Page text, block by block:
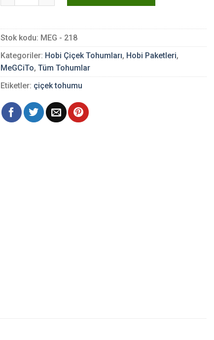
Stok kodu: MEG - 218
Kategoriler: Hobi Çiçek Tohumları, Hobi Paketleri,
MeGCiTo, Tüm Tohumlar
Etiketler: çiçek tohumu